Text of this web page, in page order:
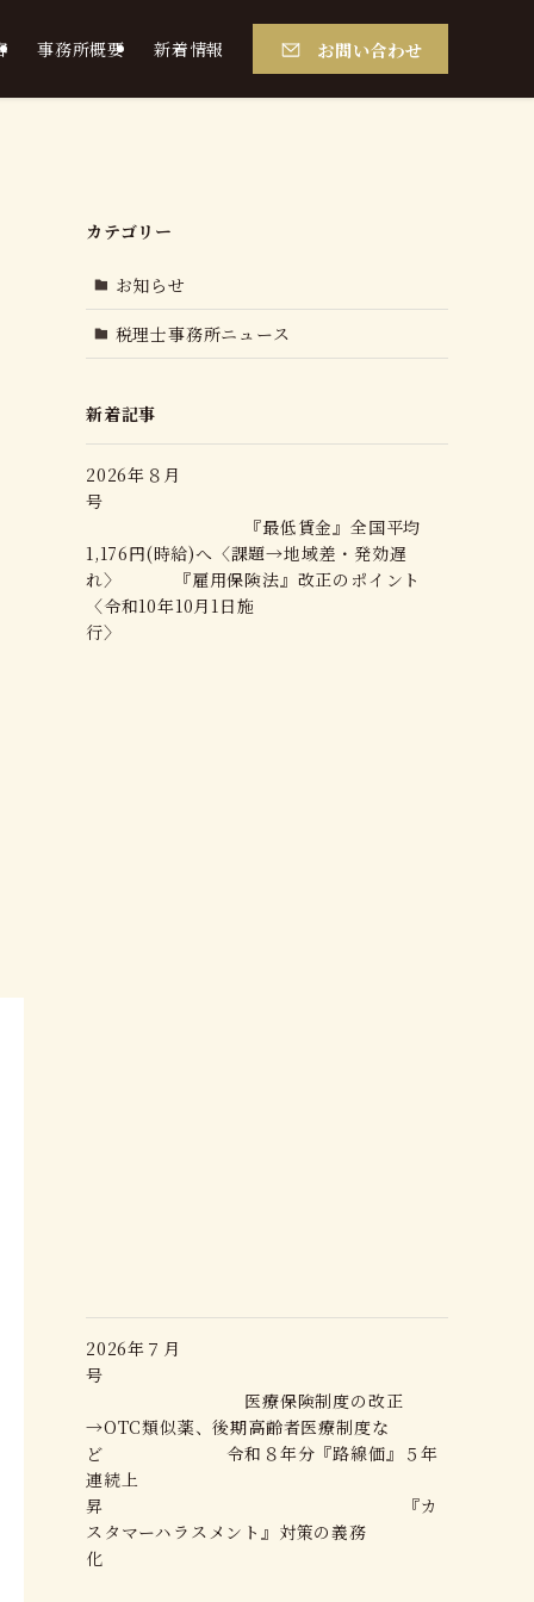
事務所概要 新着情報 お問い合わせ
カテゴリー
お知らせ
税理士事務所ニュース
新着記事
2026年８月
号
『最低賃金』全国平均
1,176円(時給)へ〈課題→地域差・発効遅
れ〉 『雇用保険法』改正のポイント
〈令和10年10月1日施
行〉
2026年７月
号
医療保険制度の改正
→OTC類似薬、後期高齢者医療制度な
ど 令和８年分『路線価』５年
連続上
昇 『カ
スタマーハラスメント』対策の義務
化